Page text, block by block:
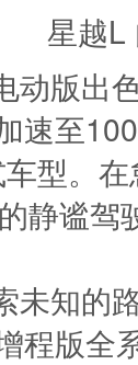
动版出
速至
型。
静谧
未知的
程版全